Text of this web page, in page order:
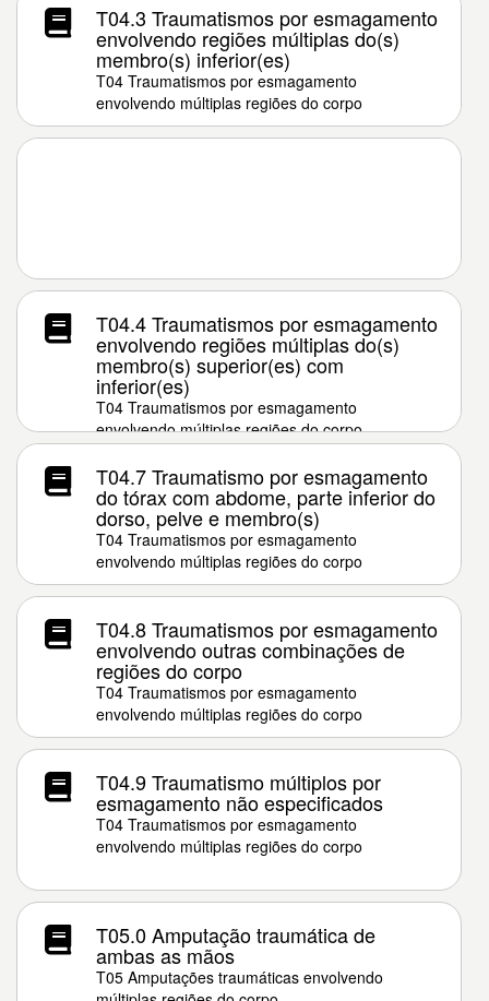
T04.3 Traumatismos por esmagamento
envolvendo regiões múltiplas do(s)
membro(s) inferior(es)
T04 Traumatismos por esmagamento
envolvendo múltiplas regiões do corpo
T04.4 Traumatismos por esmagamento
envolvendo regiões múltiplas do(s)
membro(s) superior(es) com
inferior(es)
T04 Traumatismos por esmagamento
envolvendo múltiplas regiões do corpo
T04.7 Traumatismo por esmagamento
do tórax com abdome, parte inferior do
dorso, pelve e membro(s)
T04 Traumatismos por esmagamento
envolvendo múltiplas regiões do corpo
T04.8 Traumatismos por esmagamento
envolvendo outras combinações de
regiões do corpo
T04 Traumatismos por esmagamento
envolvendo múltiplas regiões do corpo
T04.9 Traumatismo múltiplos por
esmagamento não especificados
T04 Traumatismos por esmagamento
envolvendo múltiplas regiões do corpo
T05.0 Amputação traumática de
ambas as mãos
T05 Amputações traumáticas envolvendo